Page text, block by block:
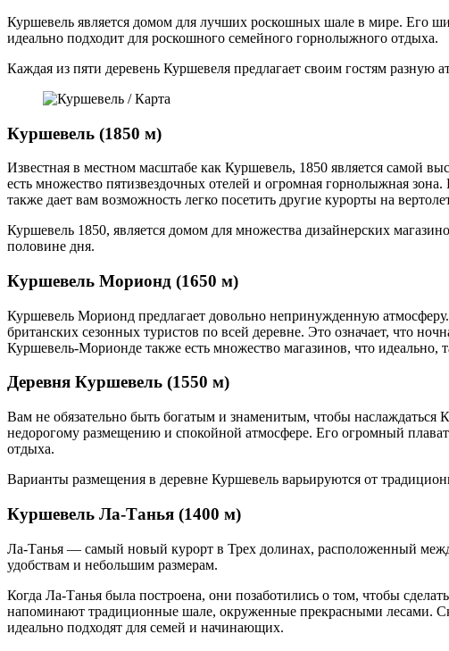
Куршевель является домом для лучших роскошных шале в мире. Его
идеально подходит для роскошного семейного горнолыжного отдыха.
Каждая из пяти деревень Куршевеля предлагает своим гостям разную
Куршевель (1850 м)
Известная в местном масштабе как Куршевель, 1850 является самой
есть множество пятизвездочных отелей и огромная горнолыжная
также дает вам возможность легко посетить другие курорты на
Куршевель 1850, является домом для множества дизайнерских
половине дня.
Куршевель Морионд (1650 м)
Куршевель Морионд предлагает довольно непринужденную
британских сезонных туристов по всей деревне. Это означает, что
Куршевель-Морионде также есть множество магазинов, что идеально,
Деревня Куршевель (1550 м)
Вам не обязательно быть богатым и знаменитым, чтобы наслаждаться
недорогому размещению и спокойной атмосфере. Его огромный
отдыха.
Варианты размещения в деревне Куршевель варьируются от
Куршевель Ла-Танья (1400 м)
Ла-Танья — самый новый курорт в Трех долинах, расположенный
удобствам и небольшим размерам.
Когда Ла-Танья была построена, они позаботились о том, чтобы
напоминают традиционные шале, окруженные прекрасными лесами.
идеально подходят для семей и начинающих.